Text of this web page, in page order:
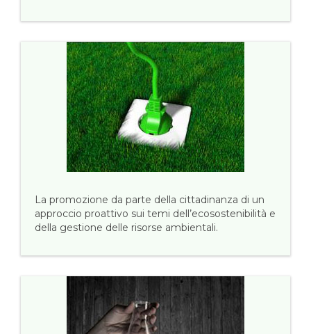
La promozione da parte della cittadinanza di un
approccio proattivo sui temi dell’ecosostenibilità e
della gestione delle risorse ambientali.